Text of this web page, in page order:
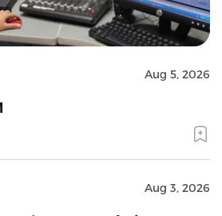
Aug 5, 2026
Aug 3, 2026